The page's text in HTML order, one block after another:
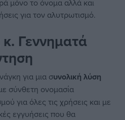
μόνο το όνομα αλλά και
για τον αλυτρωτισμό.
Γεννηματά
για μια συνολική λύση
σύνθετη ονομασία
για όλες τις χρήσεις και με
εγγυήσεις που θα